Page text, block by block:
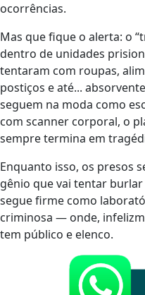
ocorrências.
Mas que fique o alerta: o
dentro de unidades
tentaram com roupas,
postiços e até...
seguem na moda como
com scanner corporal, o
sempre termina em
Enquanto isso, os presos
gênio que vai tentar burlar
segue firme como
criminosa — onde,
tem público e elenco.